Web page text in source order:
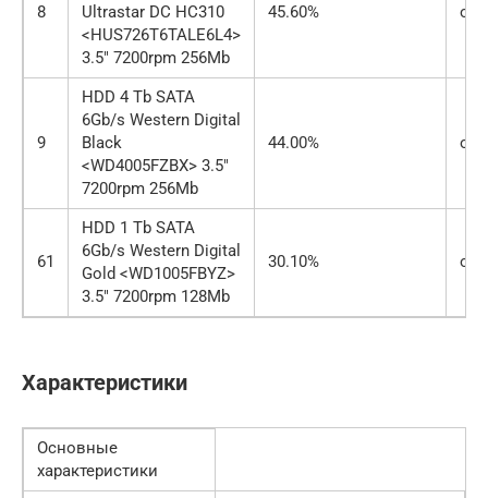
8
Ultrastar DC HC310
<HUS726T6TALE6L4>
3.5″ 7200rpm 256Mb
45.60% от
9
HDD 4 Tb SATA
6Gb/s Western Digital
Black
<WD4005FZBX> 3.5″
7200rpm 256Mb
44.00% от
61
HDD 1 Tb SATA
6Gb/s Western Digital
Gold <WD1005FBYZ>
3.5″ 7200rpm 128Mb
30.10% от
Характеристики
Основные
характеристики